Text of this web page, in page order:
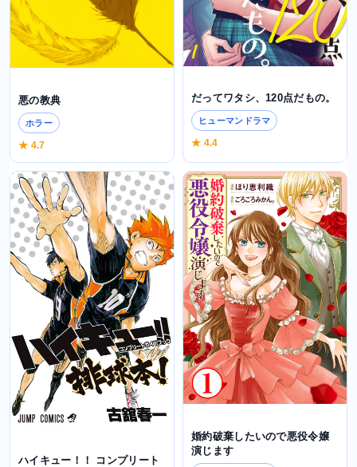
悪の教典
ホラー
★ 4.7
だってワタシ、120点だもの。
ヒューマンドラマ
★ 4.4
ハイキュー！！ コンプリート
婚約破棄したいので悪役令嬢
演じます